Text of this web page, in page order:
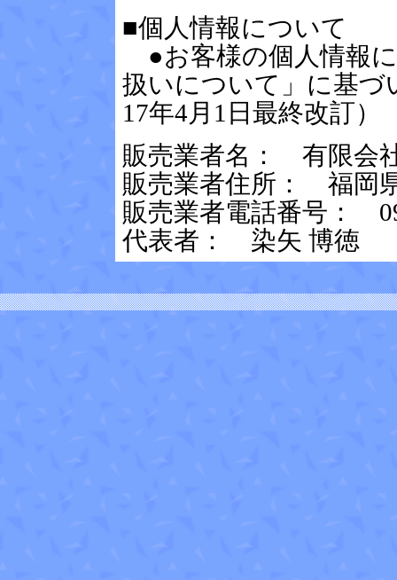
■個人情報について
●お客様の個人情報
扱いについて」に基づ
17年4月1日最終改訂）
販売業者名： 有限会
販売業者住所： 福岡
販売業者電話番号：
代表者： 染矢 博徳